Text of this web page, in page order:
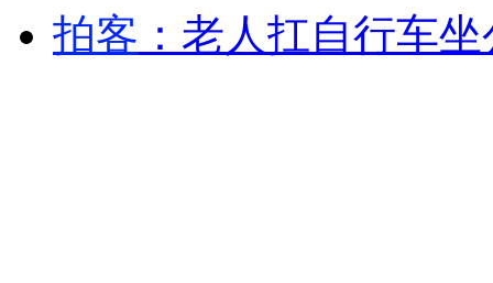
安徽一实载49人客车翻车
拍客 ：老人扛自行车